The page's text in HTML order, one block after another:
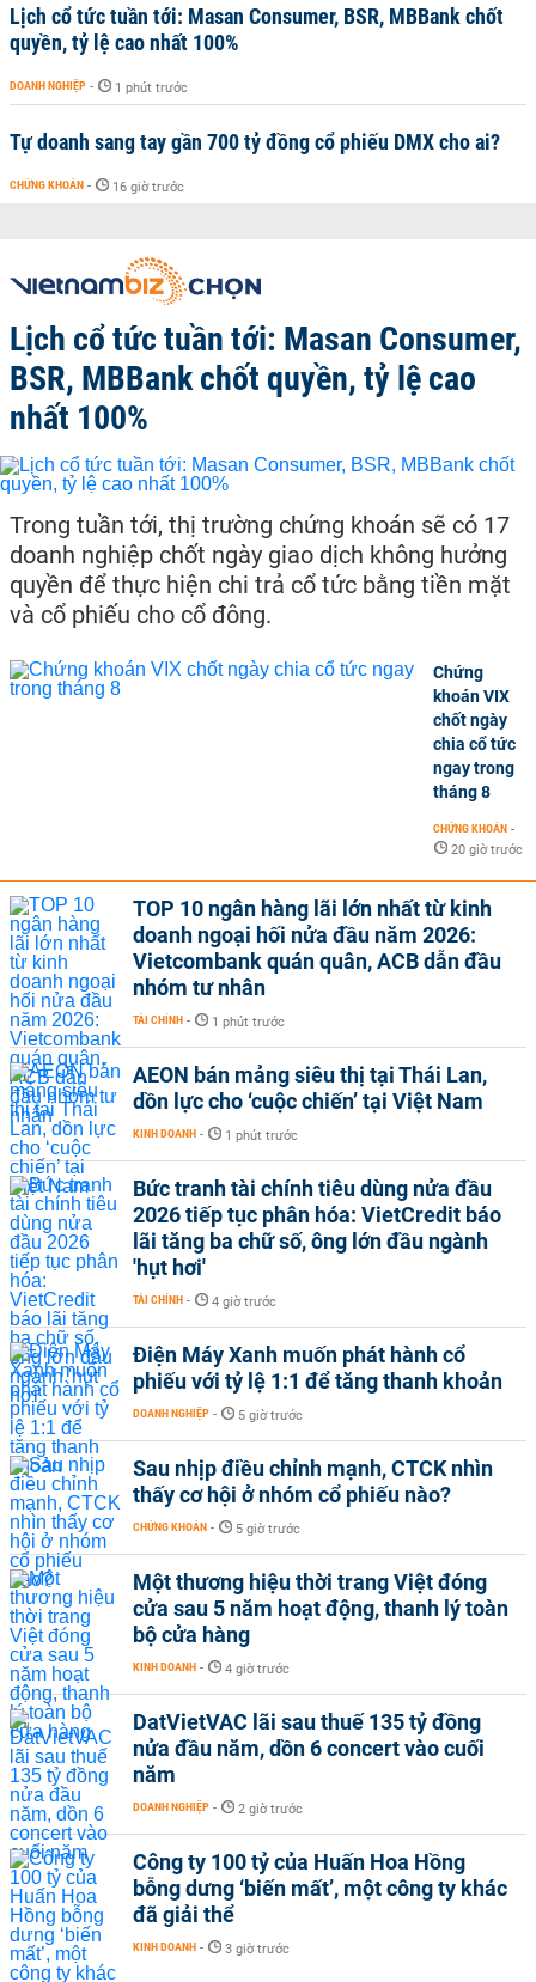
Lịch cổ tức tuần tới: Masan Consumer, BSR, MBBank chốt
quyền, tỷ lệ cao nhất 100%
DOANH NGHIỆP - 1 phút trước
Tự doanh sang tay gần 700 tỷ đồng cổ phiếu DMX cho ai?
CHỨNG KHOÁN - 16 giờ trước
Lịch cổ tức tuần tới: Masan Consumer,
BSR, MBBank chốt quyền, tỷ lệ cao
nhất 100%
Trong tuần tới, thị trường chứng khoán sẽ có 17
doanh nghiệp chốt ngày giao dịch không hưởng
quyền để thực hiện chi trả cổ tức bằng tiền mặt
và cổ phiếu cho cổ đông.
Chứng
khoán VIX
chốt ngày
chia cổ tức
ngay trong
tháng 8
CHỨNG KHOÁN -
20 giờ trước
TOP 10 ngân hàng lãi lớn nhất từ kinh
doanh ngoại hối nửa đầu năm 2026:
Vietcombank quán quân, ACB dẫn đầu
nhóm tư nhân
TÀI CHÍNH - 1 phút trước
AEON bán mảng siêu thị tại Thái Lan,
dồn lực cho ‘cuộc chiến’ tại Việt Nam
KINH DOANH - 1 phút trước
Bức tranh tài chính tiêu dùng nửa đầu
2026 tiếp tục phân hóa: VietCredit báo
lãi tăng ba chữ số, ông lớn đầu ngành
'hụt hơi'
TÀI CHÍNH - 4 giờ trước
Điện Máy Xanh muốn phát hành cổ
phiếu với tỷ lệ 1:1 để tăng thanh khoản
DOANH NGHIỆP - 5 giờ trước
Sau nhịp điều chỉnh mạnh, CTCK nhìn
thấy cơ hội ở nhóm cổ phiếu nào?
CHỨNG KHOÁN - 5 giờ trước
Một thương hiệu thời trang Việt đóng
cửa sau 5 năm hoạt động, thanh lý toàn
bộ cửa hàng
KINH DOANH - 4 giờ trước
DatVietVAC lãi sau thuế 135 tỷ đồng
nửa đầu năm, dồn 6 concert vào cuối
năm
DOANH NGHIỆP - 2 giờ trước
Công ty 100 tỷ của Huấn Hoa Hồng
bỗng dưng ‘biến mất’, một công ty khác
đã giải thể
KINH DOANH - 3 giờ trước